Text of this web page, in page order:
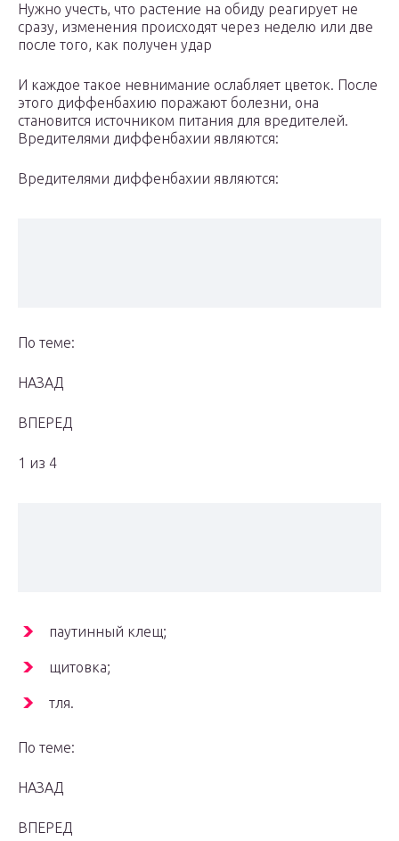
Нужно учесть, что растение на обиду реагирует не
сразу, изменения происходят через неделю или две
после того, как получен удар
И каждое такое невнимание ослабляет цветок. После
этого диффенбахию поражают болезни, она
становится источником питания для вредителей.
Вредителями диффенбахии являются:
Вредителями диффенбахии являются:
По теме:
НАЗАД
ВПЕРЕД
1 из 4
паутинный клещ;
щитовка;
тля.
По теме:
НАЗАД
ВПЕРЕД